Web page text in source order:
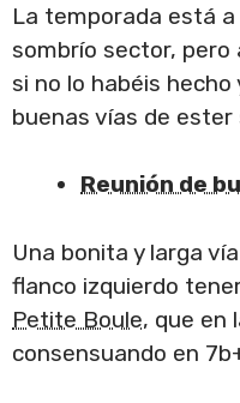
La temporada está
sombrío sector, pero
si no lo habéis
buenas vías de ester
Reunión de
Una bonita y larga
flanco izquierdo
Petite Boule, que en
consensuando en